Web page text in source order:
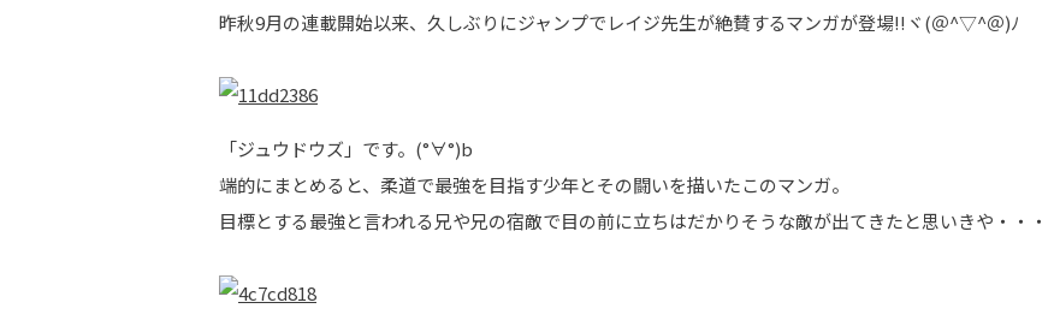
昨秋9月の連載開始以来、久しぶりにジャンプでレイジ先生が絶賛するマンガが登場!!ヾ(＠^▽^＠)ﾉ
「ジュウドウズ」です。(°∀°)b
端的にまとめると、柔道で最強を目指す少年とその闘いを描いたこのマンガ。
目標とする最強と言われる兄や兄の宿敵で目の前に立ちはだかりそうな敵が出てきたと思いきや・・・